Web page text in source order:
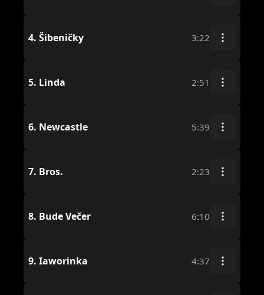
4. Šibeničky 3:22
5. Linda 2:51
6. Newcastle 5:39
7. Bros. 2:23
8. Bude Večer 6:10
9. Iaworinka 4:37